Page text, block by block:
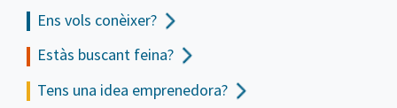
Ens vols conèixer?
Estàs buscant feina?
Tens una idea emprenedora?